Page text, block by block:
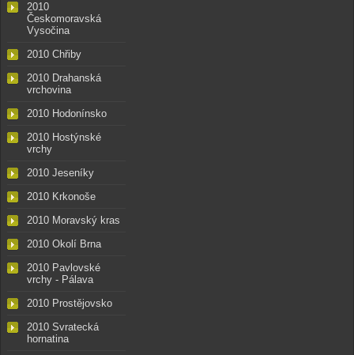
2010
Českomoravská
Vysočina
2010 Chřiby
2010 Drahanská
vrchovina
2010 Hodonínsko
2010 Hostýnské
vrchy
2010 Jeseníky
2010 Krkonoše
2010 Moravský kras
2010 Okolí Brna
2010 Pavlovské
vrchy - Pálava
2010 Prostějovsko
2010 Svratecká
hornatina